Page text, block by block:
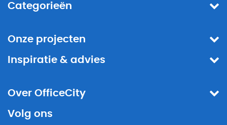
Categorieën
Onze projecten
Inspiratie & advies
Over OfficeCity
Volg ons